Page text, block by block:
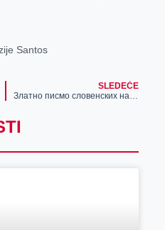
Santos
SLEDEĆE
Златно писмо словенских народа- Глагољица